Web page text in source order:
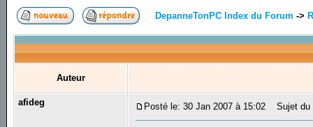
DepanneTonPC Index du Forum ->
Auteur
afideg Posté le: 30 Jan 2007 à 15:02 Sujet du